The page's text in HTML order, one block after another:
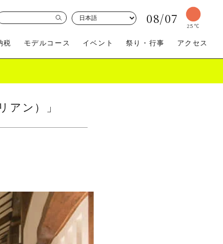
08/07 25 ℃
税 モデルコース イベント 祭り・行事 アクセス
ン）」